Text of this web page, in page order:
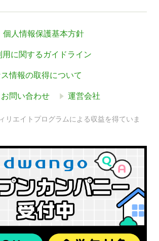
個人情報保護基本方針
に関するガイドライン
情報の取得について
問い合わせ 運営会社
リエイトプログラムによる収益を得ていま